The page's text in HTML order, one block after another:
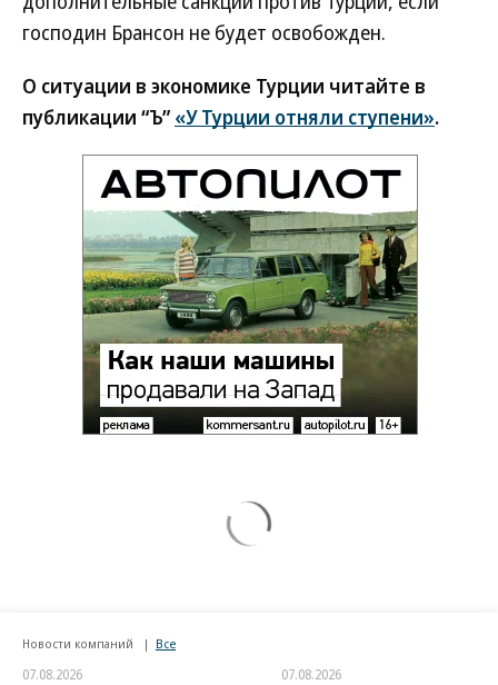
господин Брансон не будет освобожден.
О ситуации в экономике Турции читайте в
публикации “Ъ” «У Турции отняли ступени».
Новости компаний Все
07.08.2026 07.08.2026